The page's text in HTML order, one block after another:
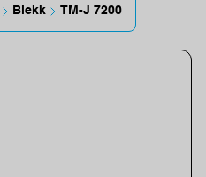
Blekk TM-J 7200